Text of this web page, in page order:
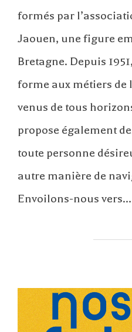
formés par
Jaouen, une figure
Bretagne. Depuis
forme aux métiers de
venus de tous
propose également
toute personne
autre manière de
Envoilons-nous vers…